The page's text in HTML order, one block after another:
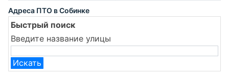
Адреса ПТО в Собинке
Быстрый поиск
Введите название улицы
Искать